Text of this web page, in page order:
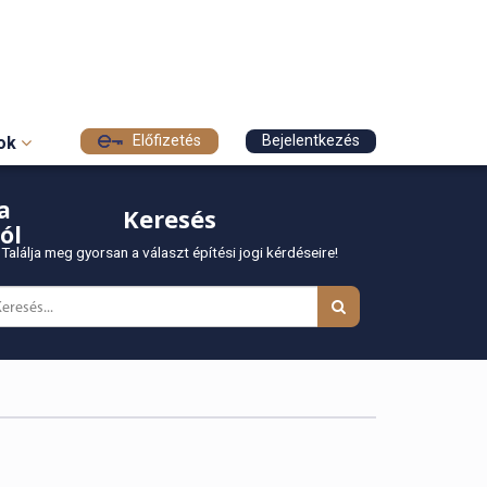
Előfizetés Bejelentkezés
Keresés
Találja meg gyorsan a választ építési jogi kérdéseire!